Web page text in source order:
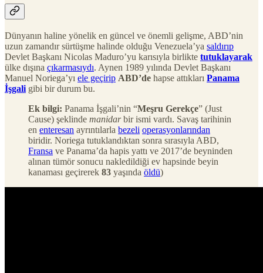
Dünyanın haline yönelik en güncel ve önemli gelişme, ABD’nin
uzun zamandır sürtüşme halinde olduğu Venezuela’ya saldırıp
Devlet Başkanı Nicolas Maduro’yu karısıyla birlikte tutuklayarak
ülke dışına çıkarmasıydı. Aynen 1989 yılında Devlet Başkanı
Manuel Noriega’yı ele geçirip ABD’de hapse attıkları Panama
İşgali gibi bir durum bu.
Ek bilgi: Panama İşgali’nin “Meşru Gerekçe” (Just
Cause) şeklinde manidarbir ismi vardı. Savaş tarihinin
en enteresan ayrıntılarla bezeli operasyonlarından
biridir. Noriega tutuklandıktan sonra sırasıyla ABD,
Fransa ve Panama’da hapis yattı ve 2017’de beyninden
alınan tümör sonucu nakledildiği ev hapsinde beyin
kanaması geçirerek 83 yaşında öldü)